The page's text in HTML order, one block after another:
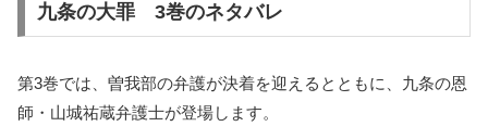
九条の大罪 3巻のネタバレ
第3巻では、曽我部の弁護が決着を迎えるとともに、九条の恩
師・山城祐蔵弁護士が登場します。